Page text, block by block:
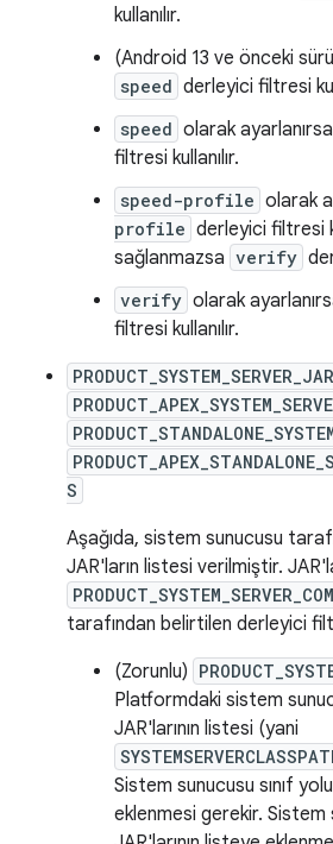
kullanılır.
(Android 13 ve önceki
speed derleyici filtresi
speed olarak ayarlanırsa
filtresi kullanılır.
speed-profile olarak
profile derleyici filtresi
sağlanmazsa verify
verify olarak
filtresi kullanılır.
S
Aşağıda, sistem sunucusu
JAR'ların listesi verilmiştir.
tarafından belirtilen derleyici
(Zorunlu)
Platformdaki sistem
JAR'larının listesi (yani
Sistem sunucusu sınıf
eklenmesi gerekir. Sistem